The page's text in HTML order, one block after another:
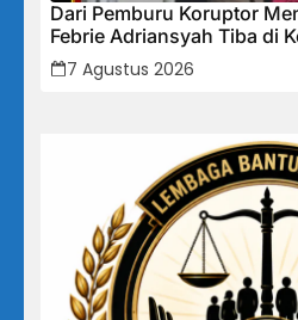
Dari Pemburu Koruptor
Febrie Adriansyah Tiba di
Bawa Map Biru dan
7 Agustus 2026